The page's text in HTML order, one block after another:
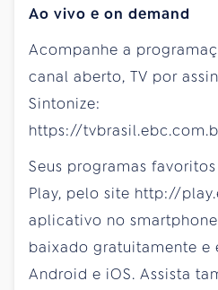
Ao vivo e on demand
Acompanhe a
canal aberto, TV por
Sintonize:
https://
Seus programas
Play, pelo site http://
aplicativo no
baixado gratuitamente e
Android e iOS. Assista